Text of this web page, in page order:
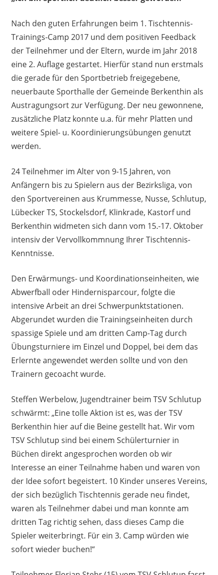
Nach den guten Erfahrungen beim 1. Tischtennis-
Trainings-Camp 2017 und dem positiven Feedback
der Teilnehmer und der Eltern, wurde im Jahr 2018
eine 2. Auflage gestartet. Hierfür stand nun erstmals
die gerade für den Sportbetrieb freigegebene,
neuerbaute Sporthalle der Gemeinde Berkenthin als
Austragungsort zur Verfügung. Der neu gewonnene,
zusätzliche Platz konnte u.a. für mehr Platten und
weitere Spiel- u. Koordinierungsübungen genutzt
werden.
24 Teilnehmer im Alter von 9-15 Jahren, von
Anfängern bis zu Spielern aus der Bezirksliga, von
den Sportvereinen aus Krummesse, Nusse, Schlutup,
Lübecker TS, Stockelsdorf, Klinkrade, Kastorf und
Berkenthin widmeten sich dann vom 15.-17. Oktober
intensiv der Vervollkommnung Ihrer Tischtennis-
Kenntnisse.
Den Erwärmungs- und Koordinationseinheiten, wie
Abwerfball oder Hindernisparcour, folgte die
intensive Arbeit an drei Schwerpunktstationen.
Abgerundet wurden die Trainingseinheiten durch
spassige Spiele und am dritten Camp-Tag durch
Übungsturniere im Einzel und Doppel, bei dem das
Erlernte angewendet werden sollte und von den
Trainern gecoacht wurde.
Steffen Werbelow, Jugendtrainer beim TSV Schlutup
schwärmt: „Eine tolle Aktion ist es, was der TSV
Berkenthin hier auf die Beine gestellt hat. Wir vom
TSV Schlutup sind bei einem Schülerturnier in
Büchen direkt angesprochen worden ob wir
Interesse an einer Teilnahme haben und waren von
der Idee sofort begeistert. 10 Kinder unseres Vereins,
der sich bezüglich Tischtennis gerade neu findet,
waren als Teilnehmer dabei und man konnte am
dritten Tag richtig sehen, dass dieses Camp die
Spieler weiterbringt. Für ein 3. Camp würden wie
sofort wieder buchen!“